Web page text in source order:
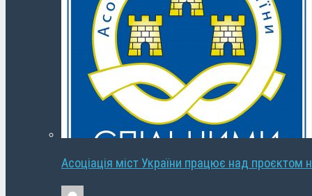
Асоціація міст України працює над проєктом